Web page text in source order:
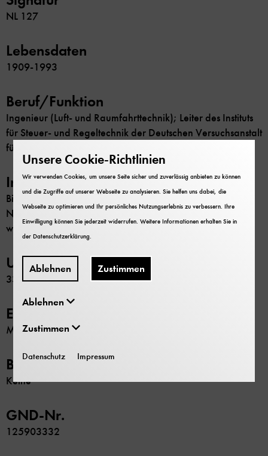
NL 127
Lebensdaten
1909-1993
Beruf/Funktion
Ingenieur (Luft- und Raumfahrttechnik); Leiter des Instituts
für Steuer- und Regeltechnik der Deutschen Versuchsanstalt
für Luft- und Raumfahrt in Oberpfaffenhofen
Inhalt
Biografisches Material; Korrespondenz, Manuskripte,
Notizen, Sonderdrucke, Veröffentlichungen,
wissenschaftliche Berichte
Umfang
33 Schachteln
Erschließung
Maschinenschriftliche Übersicht
Beschränkung
Keine
GND-Nr.
125903332
Unsere Cookie-Richtlinien
Wir verwenden Cookies, um unsere Seite sicher und zuverlässig anbieten zu können
und die Zugriffe auf unserer Webseite zu analysieren. Sie helfen uns dabei, die
Webseite zu optimieren und Ihr persönliches Nutzungserlebnis zu verbessern. Ihre
Einwilligung können Sie jederzeit widerrufen. Weitere Informationen erhalten Sie in
derDatenschutzerklärung
Ablehnen Zustimmen
Ablehnen
Zustimmen
Datenschutz Impressum